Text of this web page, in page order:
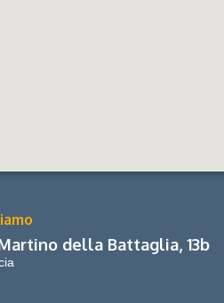
della Battaglia, 13b